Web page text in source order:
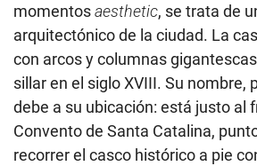
momentosaesthetic, se trata de
arquitectónico de la ciudad. La
con arcos y columnas
sillar en el siglo XVIII. Su nombre,
debe a su ubicación: está justo al
Convento de Santa Catalina,
recorrer el casco histórico a pie